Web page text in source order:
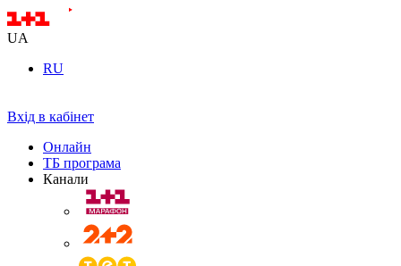
UA
RU
Вхід в кабінет
Онлайн
ТБ програма
Канали